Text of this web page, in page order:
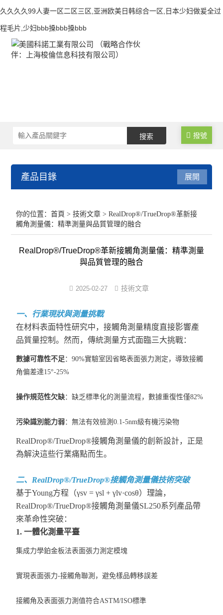
久久久久99人妻一区二区三区,亚洲欧美日韩综合一区,日本少妇做爰全过
程毛片,少妇bbb搡bbb搡bbb
撥號
產品目錄
表面張力儀
界面張力儀
水滴角測量儀
位移及其控制系統
光譜色譜分析儀器
TOF相機（Time of Flight）
展開
你的位置：首頁 >技術文章 > RealDrop®/TrueDrop®革新接
觸角測量儀：精準測量與品質管理的融合
RealDrop®/TrueDrop®革新接觸角測量儀：精準測量
與品質管理的融合
2025-02-27 技術文章
一、行業現狀與測量挑戰
在材料表面特性研究中，接觸角測量精度直接影響產
品質量控制。然而，傳統測量方式面臨三大挑戰：
數據可靠性不足 ：90%實驗室因省略表面張力測定，導致接觸
角偏差達15°-25%
操作規范性欠缺：缺乏標準化的測量流程，數據重復性僅82%
污染識別能力弱：無法有效檢測0.1-5nm級有機污染物
RealDrop®/TrueDrop®接觸角測量儀的創新設計，正是
為解決這些行業痛點而生。
二、RealDrop®/TrueDrop®接觸角測量儀技術突破
基于Young方程（γsv = γsl + γlv·cosθ）理論，
RealDrop®/TrueDrop®接觸角測量儀SL250系列產品帶
來革命性突破：
1. 一體化測量平臺
集成力學鉑金板法表面張力測定模塊
實現表面張力-接觸角聯測，避免樣品轉移誤差
接觸角及表面張力測值符合ASTM/ISO標準